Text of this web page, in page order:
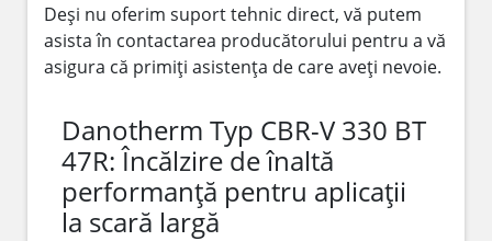
Deși nu oferim suport tehnic direct, vă putem
asista în contactarea producătorului pentru a vă
asigura că primiți asistența de care aveți nevoie.
Danotherm Typ CBR-V 330 BT
47R: Încălzire de înaltă
performanță pentru aplicații
la scară largă